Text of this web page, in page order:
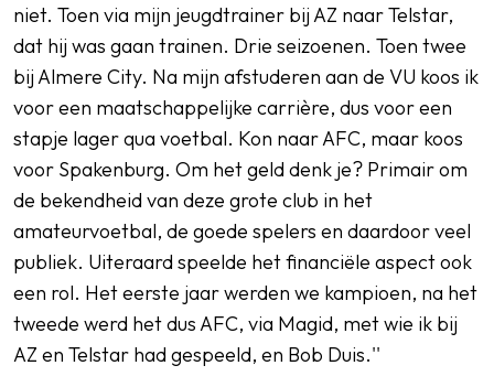
niet. Toen via mijn jeugdtrainer bij AZ naar Telstar,
dat hij was gaan trainen. Drie seizoenen. Toen twee
bij Almere City. Na mijn afstuderen aan de VU koos ik
voor een maatschappelijke carrière, dus voor een
stapje lager qua voetbal. Kon naar AFC, maar koos
voor Spakenburg. Om het geld denk je? Primair om
de bekendheid van deze grote club in het
amateurvoetbal, de goede spelers en daardoor veel
publiek. Uiteraard speelde het financiële aspect ook
een rol. Het eerste jaar werden we kampioen, na het
tweede werd het dus AFC, via Magid, met wie ik bij
AZ en Telstar had gespeeld, en Bob Duis.''